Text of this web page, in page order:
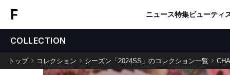
ニュース特集ビューティ
COLLECTION
トップ コレクション シーズン「2024SS」のコレクション一覧